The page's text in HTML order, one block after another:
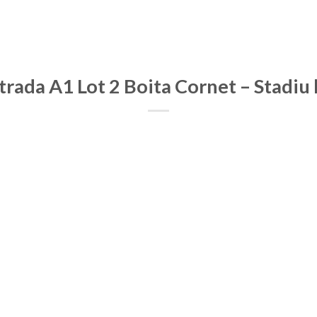
A1 Lot 2 Boita Cornet – Stadiu